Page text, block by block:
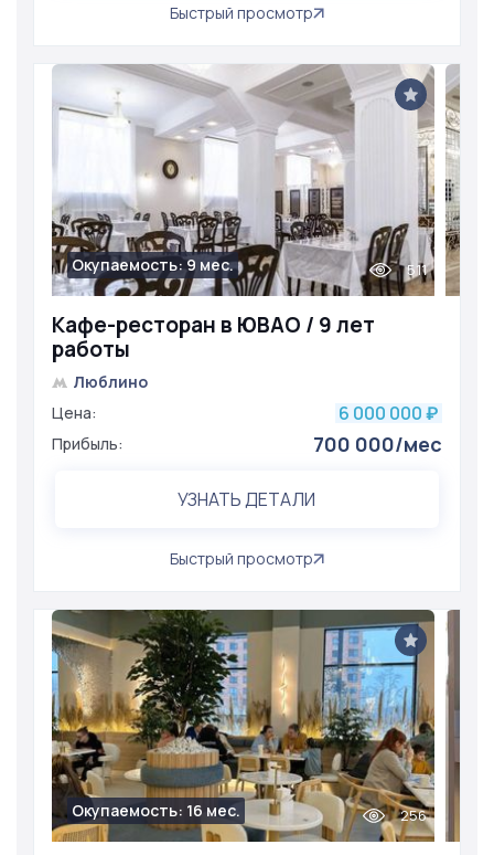
Быстрый просмотр
Кафе-ресторан в ЮВАО / 9 лет
работы
Окупаемость: 9 мес. 511
Люблино
Цена:
6 000 000 ₽
Прибыль: 700 000/мес
УЗНАТЬ ДЕТАЛИ
Быстрый просмотр
Окупаемость: 16 мес. 256